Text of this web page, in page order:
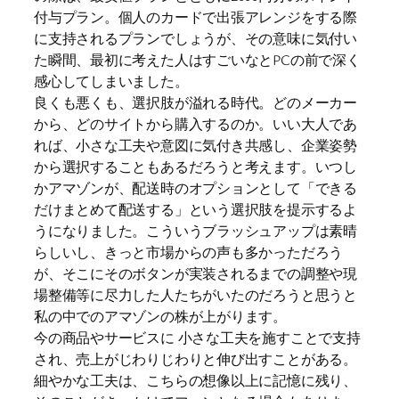
付与プラン。個人のカードで出張アレンジをする際
に支持されるプランでしょうが、その意味に気付い
た瞬間、最初に考えた人はすごいなとPCの前で深く
感心してしまいました。
良くも悪くも、選択肢が溢れる時代。どのメーカー
から、どのサイトから購入するのか。いい大人であ
れば、小さな工夫や意図に気付き共感し、企業姿勢
から選択することもあるだろうと考えます。いつし
かアマゾンが、配送時のオプションとして「できる
だけまとめて配送する」という選択肢を提示するよ
うになりました。こういうブラッシュアップは素晴
らしいし、きっと市場からの声も多かっただろう
が、そこにそのボタンが実装されるまでの調整や現
場整備等に尽力した人たちがいたのだろうと思うと
私の中でのアマゾンの株が上がります。
今の商品やサービスに 小さな工夫を施すことで支持
され、売上がじわりじわりと伸び出すことがある。
細やかな工夫は、こちらの想像以上に記憶に残り、